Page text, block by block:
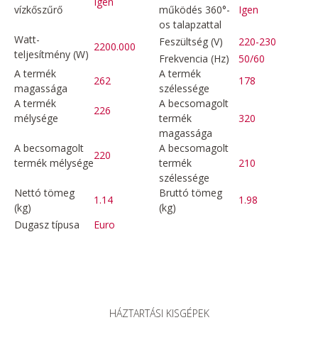
vízkőszűrő
működés 360°-
os talapzattal
Igen
Watt-
teljesítmény (W)
2200.000 Feszültség (V)
220-230
Frekvencia (Hz)
50/60
A termék
magassága
262
A termék
szélessége
178
A termék
mélysége
226
A becsomagolt
termék
magassága
320
A becsomagolt
termék mélysége
220
A becsomagolt
termék
szélessége
210
Nettó tömeg
(kg)
1.14
Bruttó tömeg
(kg)
1.98
Dugasz típusa
Euro
HÁZTARTÁSI KISGÉPEK